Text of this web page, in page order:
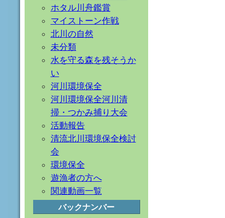
ホタル川舟鑑賞
マイストーン作戦
北川の自然
未分類
水を守る森を残そうか
い
河川環境保全
河川環境保全河川清
掃・つかみ捕り大会
活動報告
清流北川環境保全検討
会
環境保全
遊漁者の方へ
関連動画一覧
バックナンバー